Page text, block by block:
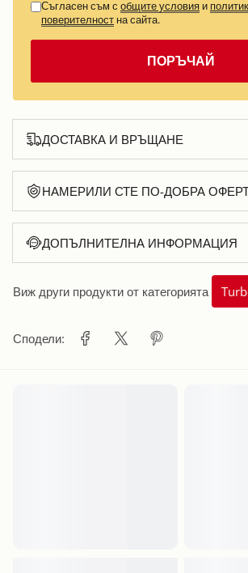
Съгласен съм с общите условия и
поверителност на сайта.
ПОРЪЧАЙ
ДОСТАВКА И ВРЪЩАНЕ
НАМЕРИЛИ СТЕ ПО-ДОБРА
ДОПЪЛНИТЕЛНА ИНФОРМАЦИЯ
Виж други продукти от категорията
Сподели: